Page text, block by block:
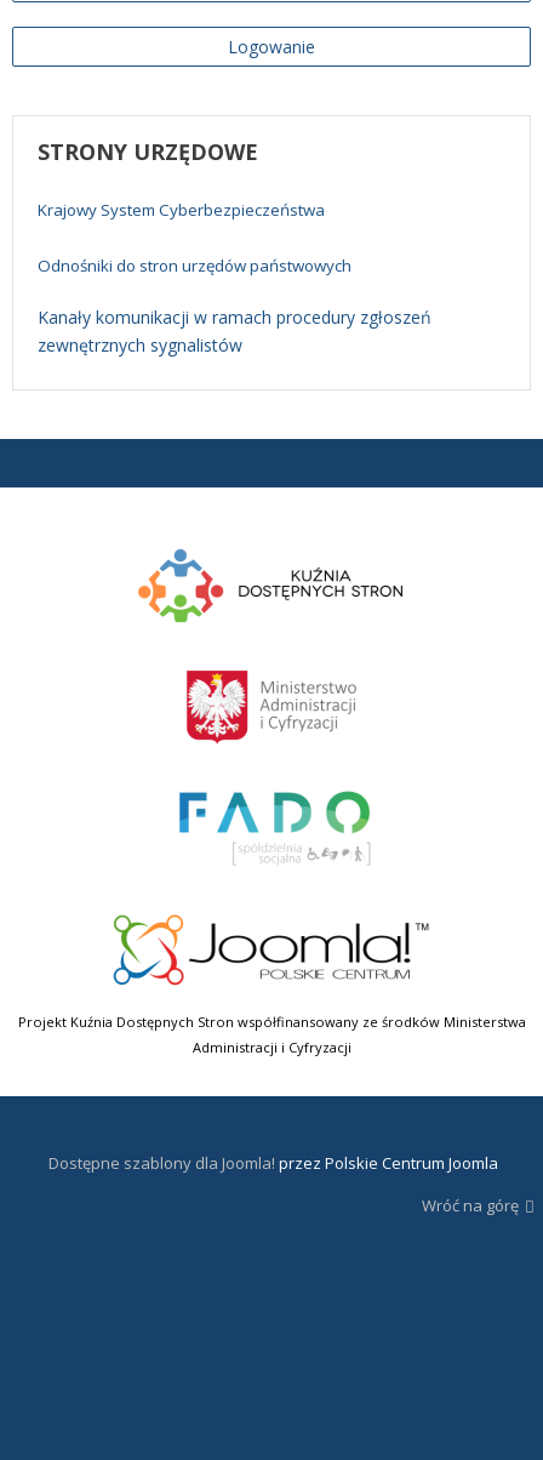
Logowanie
STRONY URZĘDOWE
Krajowy System Cyberbezpieczeństwa
Odnośniki do stron urzędów państwowych
Kanały komunikacji w ramach procedury zgłoszeń
zewnętrznych sygnalistów
Projekt Kuźnia Dostępnych Stron współfinansowany ze środków Ministerstwa
Administracji i Cyfryzacji
Dostępne szablony dla Joomla! przez Polskie Centrum Joomla
Wróć na górę